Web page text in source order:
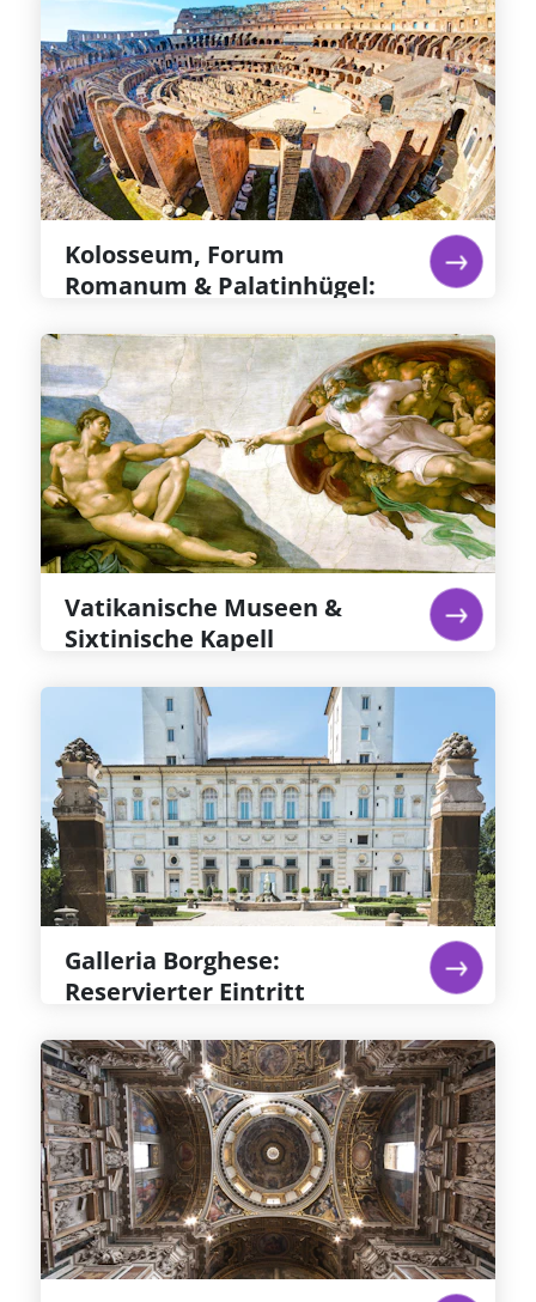
Kolosseum, Forum
Romanum & Palatinhügel:
Kolosseum, Forum Romanum &
Palatinhügel: Priorisierter
Eintritt
Besuchen Sie das Kolosseum und erhalten Sie
Zutritt zu dem normalerweise gesperrten
Bereich der Arena, auf dem die Gladiatoren um
ihr Leben kämpften. Erkunden Sie das Forum
Romanum und den Palatinhügel.
Weiterlesen...
Vatikanische Museen &
Sixtinische Kapell
Vatikanische Museen &
Sixtinische Kapell
Michelangelos Fresken in der Sixtinischen
Kapelle gelten gemeinhin als das großartigste
jemals erschaffene Kunstwerk – sie allein sind
den Eintritt in die Sixtinische Kapelle und das
Ticket für die Vatikanischen Museen wert
Weiterlesen...
Galleria Borghese:
Reservierter Eintritt
Galleria Borghese: Reservierter
Eintritt
Villa & Galleria Borghese in Rom: einst
Privatsammlung von Kardinal Scipione
Borghese, dessen Büste dort zu sehen ist. Zu
sehen sind Caravaggios Hell-Dunkel-Gemälde
wie „Heiliger Hieronymus“ und „Junge mit
Früchtekorb“ sowie Berninis „David“.
Weiterlesen...